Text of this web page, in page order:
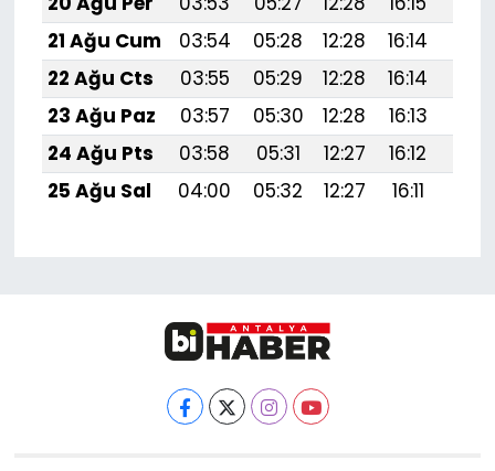
21 Ağu Cum
03:54 05:28 12:28 16:14
22 Ağu Cts
03:55 05:29 12:28 16:14
23 Ağu Paz
03:57 05:30 12:28 16:13
24 Ağu Pts
03:58 05:31 12:27 16:12
25 Ağu Sal
04:00 05:32 12:27 16:11